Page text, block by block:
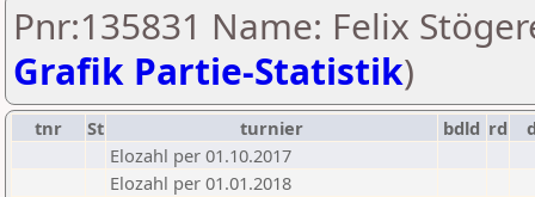
Pnr:135831 Name: Felix
Grafik Partie-Statistik)
tnr St turnier bdld rd
Elozahl per 01.10.2017
Elozahl per 01.01.2018